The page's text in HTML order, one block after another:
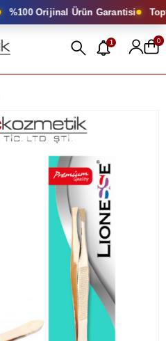
%100 Orijinal Ürün Garantisi
1 0